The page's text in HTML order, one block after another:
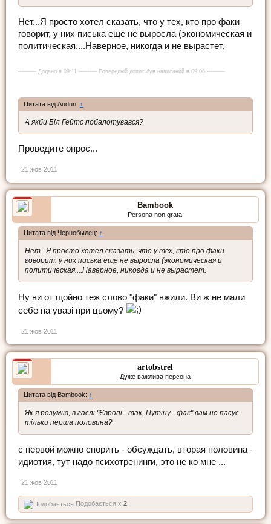
Нет...Я просто хотел сказать, что у тех, кто про факи
говорит, у них писька еще не выросла (экономическая и
политическая....Наверное, никогда и не вырастет.
---------- Додано в 09:11 ---------- Попередній допис був написаний в 09:08 ----------
Цитата від Audun: ↑
А якби Біл Гейтс побалотувався?
Проведите опрос...
21 жов 2011
Bambook
Persona non grata
Цитата від Чернобылец: ↑
Нет...Я просто хотел сказать, что у тех, кто про факи
говорит, у них писька еще не выросла (экономическая и
политическая....Наверное, никогда и не вырастет.
Ну ви от щойно теж слово "факи" вжили. Ви ж не мали
себе на увазі при цьому?
21 жов 2011
artobstrel
Дуже важлива персона
Цитата від Bambook: ↑
Як я розумію, в гаслі "Європі - так, Путіну - фак" вам не пасує
тільки перша половина?
с первой можно спорить - обсуждать, вторая половина -
идиотия, тут надо психотренинги, это не ко мне ...
21 жов 2011
Подобається x 2